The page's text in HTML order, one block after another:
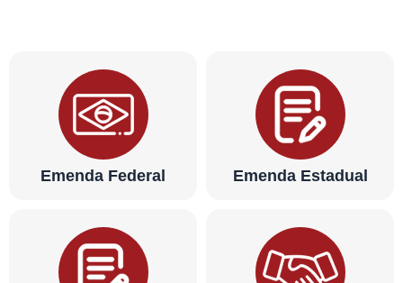
Emenda Federal Emenda Estadual